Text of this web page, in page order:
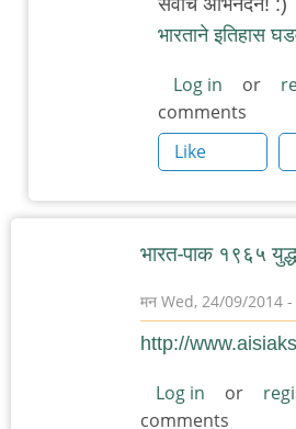
मंगळवार!
अस्वल
भारताने इतिहास
Log in or
comments
Like
भारत-पाक १९६५
मन Wed, 24/09/2014 -
http://
Log in or
comments